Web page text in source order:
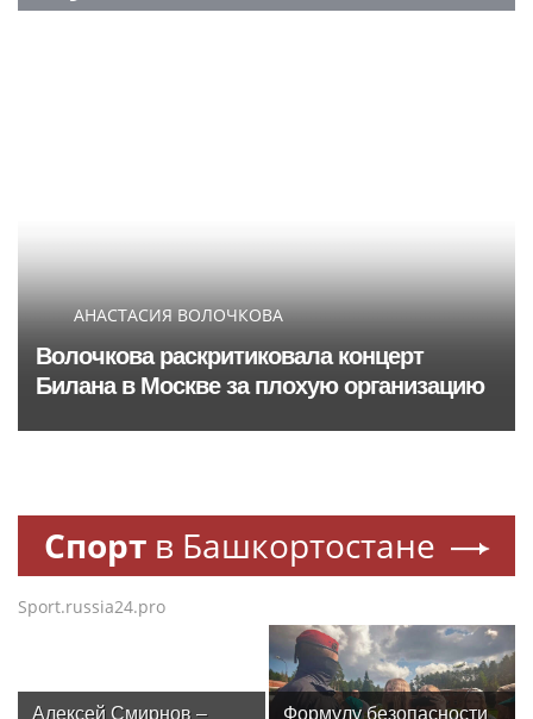
АНАСТАСИЯ ВОЛОЧКОВА
Волочкова раскритиковала концерт
Билана в Москве за плохую организацию
Спорт в Башкортостане
Sport.russia24.pro
Алексей Смирнов – Формулу безопасности